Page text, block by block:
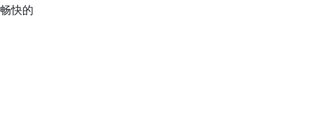
快的